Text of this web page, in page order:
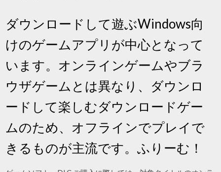
ダウンロードして遊ぶWindows向
けのゲームアプリが中心となって
います。オンラインゲームやブラ
ウザゲームとは異なり、ダウンロ
ードして楽しむダウンロードゲー
ムのため、オフラインでプレイで
きるものが主流です。ふりーむ！